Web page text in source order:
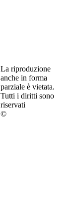
La riproduzione
anche in forma
parziale è vietata.
Tutti i diritti sono
riservati
©